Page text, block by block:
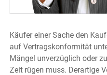
Käufer einer Sache den
auf Vertragskonformität
Mängel unverzüglich oder
Zeit rügen muss. Derartige